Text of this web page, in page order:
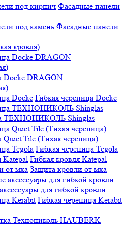
Фасадные панели
Фасадные панели
кровля)
Docke DRAGON
Гибкая черепица Docke
ТЕХНОНИКОЛЬ Shinglas
Quiet Tile (Тихая черепица)
Гибкая черепица Tegola
Гибкая кровля Katepal
Защита кровли от мха
для гибкой кровли
Гибкая черепица Kerabit